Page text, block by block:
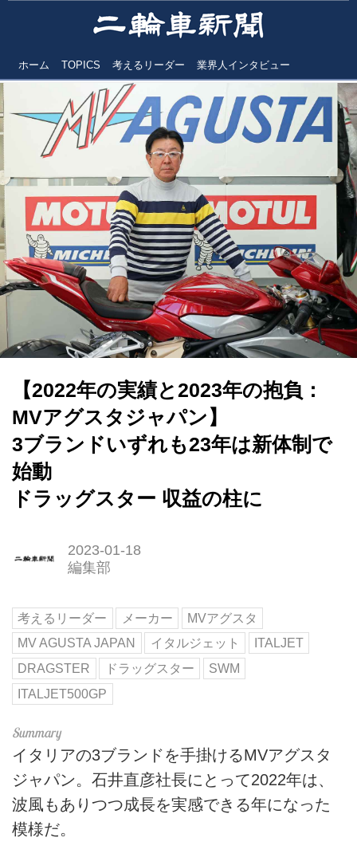
ホーム TOPICS 考えるリーダー 業界人インタビュー
【2022年の実績と2023年の抱負：
MVアグスタジャパン】
3ブランドいずれも23年は新体制で
始動
ドラッグスター 収益の柱に
2023-01-18
編集部
考えるリーダー メーカー
MVアグスタ
MV AGUSTA JAPAN
イタルジェット
ITALJET
DRAGSTER
ドラッグスター
SWM
ITALJET500GP
イタリアの3ブランドを手掛けるMVアグスタ
ジャパン。石井直彦社長にとって2022年は、
波風もありつつ成長を実感できる年になった
模様だ。